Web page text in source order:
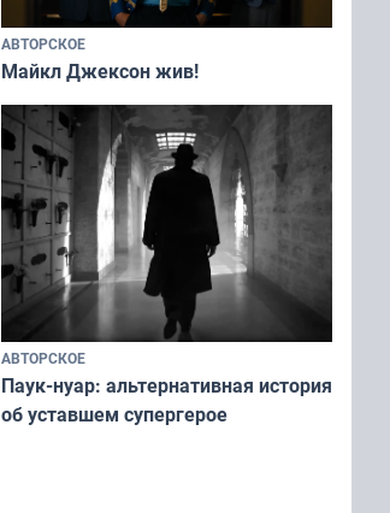
АВТОРСКОЕ
Майкл Джексон жив!
АВТОРСКОЕ
Паук-нуар: альтернативная история
об уставшем супергерое